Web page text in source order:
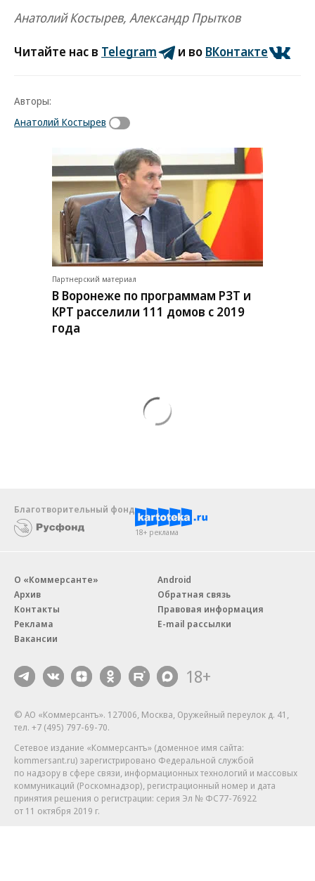
Анатолий Костырев, Александр Прытков
Читайте нас в Telegram и во ВКонтакте
Авторы:
Анатолий Костырев
Партнерский материал
В Воронеже по программам РЗТ и
КРТ расселили 111 домов с 2019
года
Благотворительный фонд
18+ реклама
О «Коммерсанте»
Архив
Контакты
Реклама
Вакансии
Android
Обратная связь
Правовая информация
E-mail рассылки
18+
© АО «Коммерсантъ». 127006, Москва, Оружейный переулок д. 41,
тел. +7 (495) 797-69-70.
Сетевое издание «Коммерсантъ» (доменное имя сайта:
kommersant.ru) зарегистрировано Федеральной службой
по надзору в сфере связи, информационных технологий и массовых
коммуникаций (Роскомнадзор), регистрационный номер и дата
принятия решения о регистрации: серия Эл № ФС77-76922
от 11 октября 2019 г.